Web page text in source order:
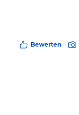
Bewerten